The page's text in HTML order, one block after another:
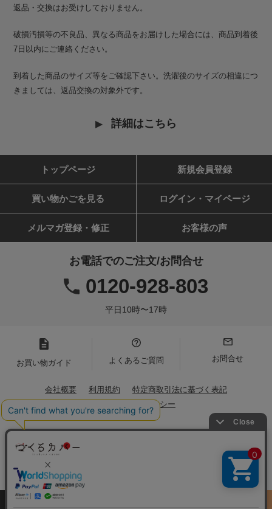
返品・交換はお受けしておりません。
破損汚損等の不良品、異なる商品をお届けした場合には、商品到着後
7日以内にご連絡ください。
到着した商品のサイズ等をご確認下さい。洗濯後のサイズの相違につ
きましては、返品交換の対象外です。
詳細はこちら
トップページ 新規会員登録
買い物かごを見る ログイン・マイページ
メルマガ登録・修正 お客様の声
お電話でのご注文/お問合せ
0120-928-803
平日10時〜17時
お買い物ガイド よくあるご質問 お問合せ
会社概要 利用規約
特定商取引法に基づく表記
プライバシーポリシー